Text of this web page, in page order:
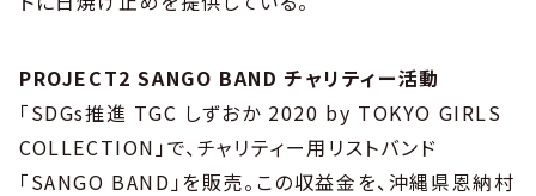
PROJECT2 SANGO BAND チャリティー活動
「SDGs推進 TGC しずおか 2020 by TOKYO GIRLS
COLLECTION」で、チャリティー用リストバンド
「SANGO BAND」を販売。この収益金を、沖縄県恩納村